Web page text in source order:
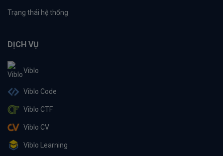
Trạng thái hệ thống
DỊCH VỤ
Viblo
Viblo Code
Viblo CTF
Viblo CV
Viblo Learning